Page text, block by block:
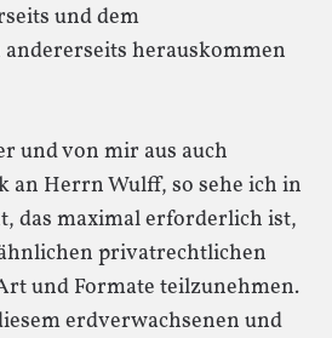
und dem
herauskommen
und von mir aus auch
Herrn Wulff, so sehe ich in
das maximal erforderlich ist,
privatrechtlichen
und Formate teilzunehmen.
erdverwachsenen und